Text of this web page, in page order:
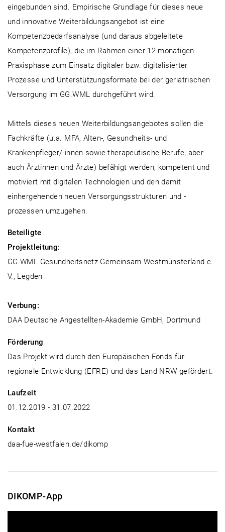
eingebunden sind. Empirische Grundlage für dieses neue
und innovative Weiterbildungsangebot ist eine
Kompetenzbedarfsanalyse (und daraus abgeleitete
Kompetenzprofile), die im Rahmen einer 12-monatigen
Praxisphase zum Einsatz digitaler bzw. digitalisierter
Prozesse und Unterstützungsformate bei der geriatrischen
Versorgung im GG.WML durchgeführt wird.
Mittels dieses neuen Weiterbildungsangebotes sollen die
Fachkräfte (u.a. MFA, Alten-, Gesundheits- und
Krankenpfleger/-innen sowie therapeutische Berufe, aber
auch Ärztinnen und Ärzte) befähigt werden, kompetent und
motiviert mit digitalen Technologien und den damit
einhergehenden neuen Versorgungsstrukturen und -
prozessen umzugehen.
Beteiligte
Projektleitung:
GG.WML Gesundheitsnetz Gemeinsam Westmünsterland e.
V., Legden
Verbung:
DAA Deutsche Angestellten-Akademie GmbH, Dortmund
Förderung
Das Projekt wird durch den Europäischen Fonds für
regionale Entwicklung (EFRE) und das Land NRW gefördert.
Laufzeit
01.12.2019 - 31.07.2022
Kontakt
daa-fue-westfalen.de/dikomp
DIKOMP-App